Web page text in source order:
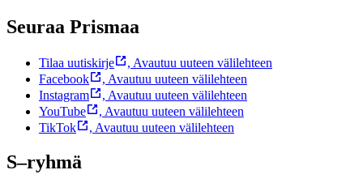
Seuraa Prismaa
Tilaa uutiskirje , Avautuu uuteen välilehteen
Facebook
, Avautuu uuteen välilehteen
Instagram
, Avautuu uuteen välilehteen
YouTube
, Avautuu uuteen välilehteen
TikTok
, Avautuu uuteen välilehteen
S–ryhmä